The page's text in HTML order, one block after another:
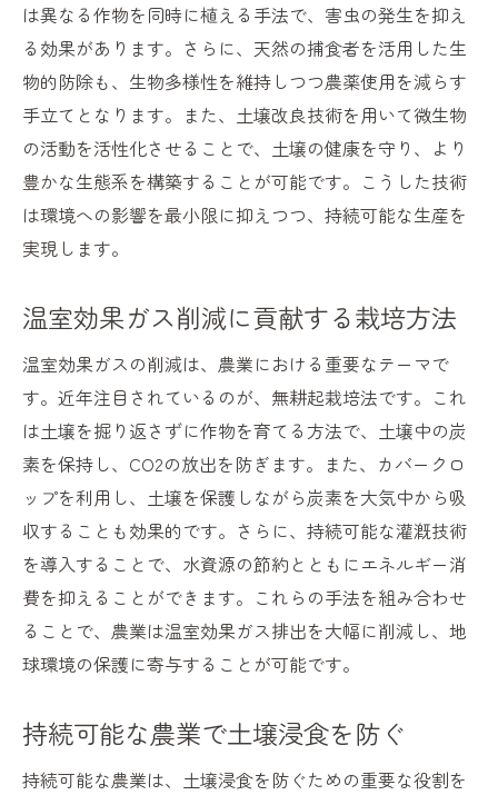
は異なる作物を同時に植える手法で、害虫の発生を抑え
る効果があります。さらに、天然の捕食者を活用した生
物的防除も、生物多様性を維持しつつ農薬使用を減らす
手立てとなります。また、土壌改良技術を用いて微生物
の活動を活性化させることで、土壌の健康を守り、より
豊かな生態系を構築することが可能です。こうした技術
は環境への影響を最小限に抑えつつ、持続可能な生産を
実現します。
温室効果ガス削減に貢献する栽培方法
温室効果ガスの削減は、農業における重要なテーマで
す。近年注目されているのが、無耕起栽培法です。これ
は土壌を掘り返さずに作物を育てる方法で、土壌中の炭
素を保持し、CO2の放出を防ぎます。また、カバークロ
ップを利用し、土壌を保護しながら炭素を大気中から吸
収することも効果的です。さらに、持続可能な灌漑技術
を導入することで、水資源の節約とともにエネルギー消
費を抑えることができます。これらの手法を組み合わせ
ることで、農業は温室効果ガス排出を大幅に削減し、地
球環境の保護に寄与することが可能です。
持続可能な農業で土壌浸食を防ぐ
持続可能な農業は、土壌浸食を防ぐための重要な役割を